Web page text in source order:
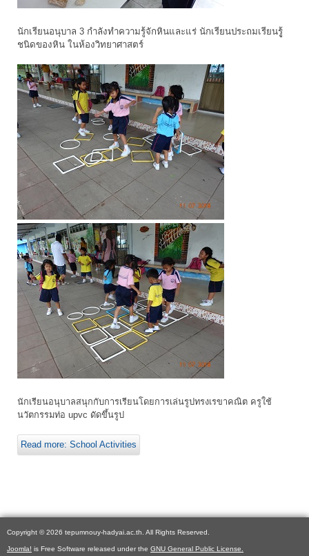
นักเรียนอนุบาล 3 กำลังทำความรู้จักหินและแร่ นักเรียนประถมเรียนรูู้
ชนิดของหิน ในห้องวิทยาศาสตร์
นักเรียนอนุบาลสนุกกับการเรียนโดยการเล่นรูปทรงเรขาคณิต ครูใช้
นวัตกรรมท่อ upvc ดัดขึ้นรูป
Read more: School Activities
Copyright © 2026 tepumnouy-hadyai.ac.th. All Rights Reserved.
Joomla! is Free Software released under the GNU General Public License.